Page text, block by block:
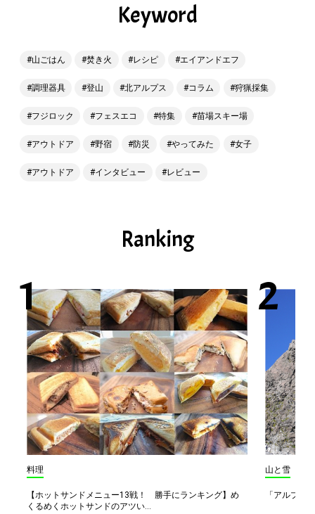
Keyword
山ごはん 焚き火 レシピ エイアンドエフ
調理器具 登山 北アルプス コラム 狩猟採集
フジロック フェスエコ 特集 苗場スキー場
アウトドア 野宿 防災 やってみた 女子
アウトドア インタビュー レビュー
Ranking
料理
【ホットサンドメニュー13戦！ 勝手にランキング】め
くるめくホットサンドのアツい...
山と雪
「アルプス